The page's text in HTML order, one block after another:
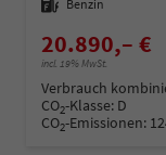
Kraftstoff Benzin
20.890,– €
incl. 19% MwSt.
Verbrauch
CO2-Klasse: D
CO2-Emissionen: